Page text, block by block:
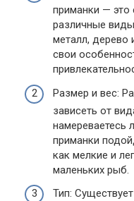
приманки — это
различные виды
металл, дерево
свои
Размер и вес:
зависеть от
намереваетесь
приманки
как мелкие и
маленьких рыб.
Тип: